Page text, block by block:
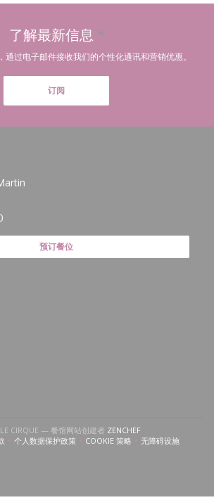
了解最新信息 *
通过电子邮件接收我们的个性化通讯和营销优惠。
订阅
预订餐位
窗口中打开))
((在新窗口中打开))
CIRQUE — 餐馆网站创建者 ZENCHEF((在新窗口中打开))
开))
新窗口中打开))
个人数据保护政策((在新窗口中打开))
COOKIE 策略((在新窗口中打开))
无障碍设施
((在新窗口中打